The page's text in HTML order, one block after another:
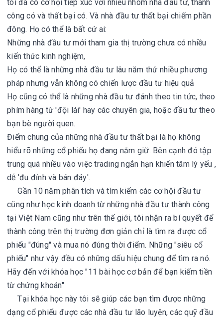
tôi đã có cơ hội tiếp xúc với nhiều nhóm nhà đầu tư, thành
công có và thất bại có. Và nhà đầu tư thất bại chiếm phần
đông. Họ có thể là bất cứ ai:
Những nhà đầu tư mới tham gia thị trường chưa có nhiều
kiến thức kinh nghiệm,
Họ có thể là những nhà đầu tư lâu năm thử nhiều phương
pháp nhưng vẫn không có chiến lược đầu tư hiệu quả
Họ cũng có thể là những nhà đầu tư đánh theo tin tức, theo
phím hàng từ 'đội lái' hay các chuyên gia, hoặc đầu tư theo
bạn bè người quen.
Điểm chung của những nhà đầu tư thất bại là họ không
hiểu rõ những cổ phiếu họ đang nắm giữ. Bên cạnh đó tập
trung quá nhiều vào việc trading ngắn hạn khiến tâm lý yếu ,
dễ 'đu đỉnh và bán đáy'.
Gần 10 năm phân tích và tìm kiếm các cơ hội đầu tư
cũng như học kinh doanh từ những nhà đầu tư thành công
tại Việt Nam cũng như trên thế giới, tôi nhận ra bí quyết để
thành công trên thị trường đơn giản chỉ là tìm ra được cổ
phiếu "đúng" và mua nó đúng thời điểm. Những "siêu cổ
phiếu" như vậy đều có những dấu hiệu chung để tìm ra nó.
Hãy đến với khóa học "11 bài học cơ bản để bạn kiếm tiền
từ chứng khoán"
Tại khóa học này tôi sẽ giúp các bạn tìm được những
dạng cổ phiếu được các nhà đầu tư lão luyện, các quỹ đầu